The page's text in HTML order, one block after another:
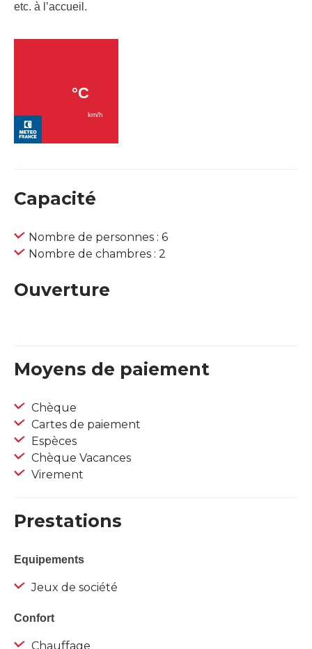
etc. à l’accueil.
Capacité
Nombre de personnes : 6
Nombre de chambres : 2
Ouverture
Moyens de paiement
Chèque
Cartes de paiement
Espèces
Chèque Vacances
Virement
Prestations
Equipements
Jeux de société
Confort
Chauffage